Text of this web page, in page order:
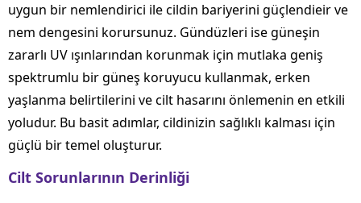
uygun bir nemlendirici ile cildin bariyerini güçlendieir ve
nem dengesini korursunuz. Gündüzleri ise güneşin
zararlı UV ışınlarından korunmak için mutlaka geniş
spektrumlu bir güneş koruyucu kullanmak, erken
yaşlanma belirtilerini ve cilt hasarını önlemenin en etkili
yoludur. Bu basit adımlar, cildinizin sağlıklı kalması için
güçlü bir temel oluşturur.
Cilt Sorunlarının Derinliği